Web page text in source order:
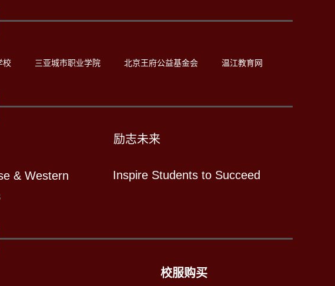
校 三亚城市职业学院 北京王府公益基金会 温江教育网
励志未来
& Western
Inspire Students to Succeed
校服购买